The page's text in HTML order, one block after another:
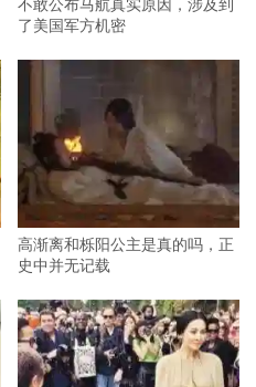
了美国军方机密
高渐离和栎阳公主是真的吗，正
史中并无记载